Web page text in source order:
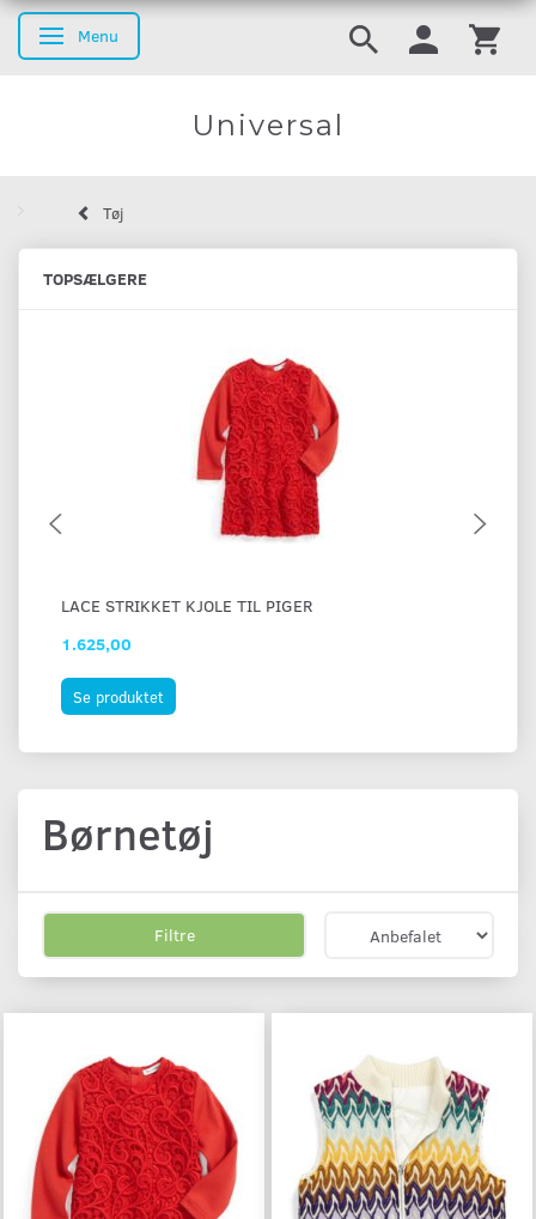
Skifte navigation
Menu
Universal
Tøj
TOPSÆLGERE
LACE STRIKKET KJOLE TIL PIGER
1.625,00
Se produktet
Børnetøj
Filtre